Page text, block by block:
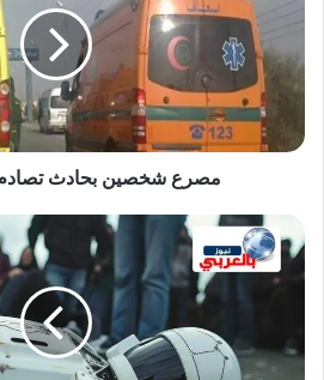
"البحيرة"
مصرع شخصين بحادث تصادم
نفسه
من
أول